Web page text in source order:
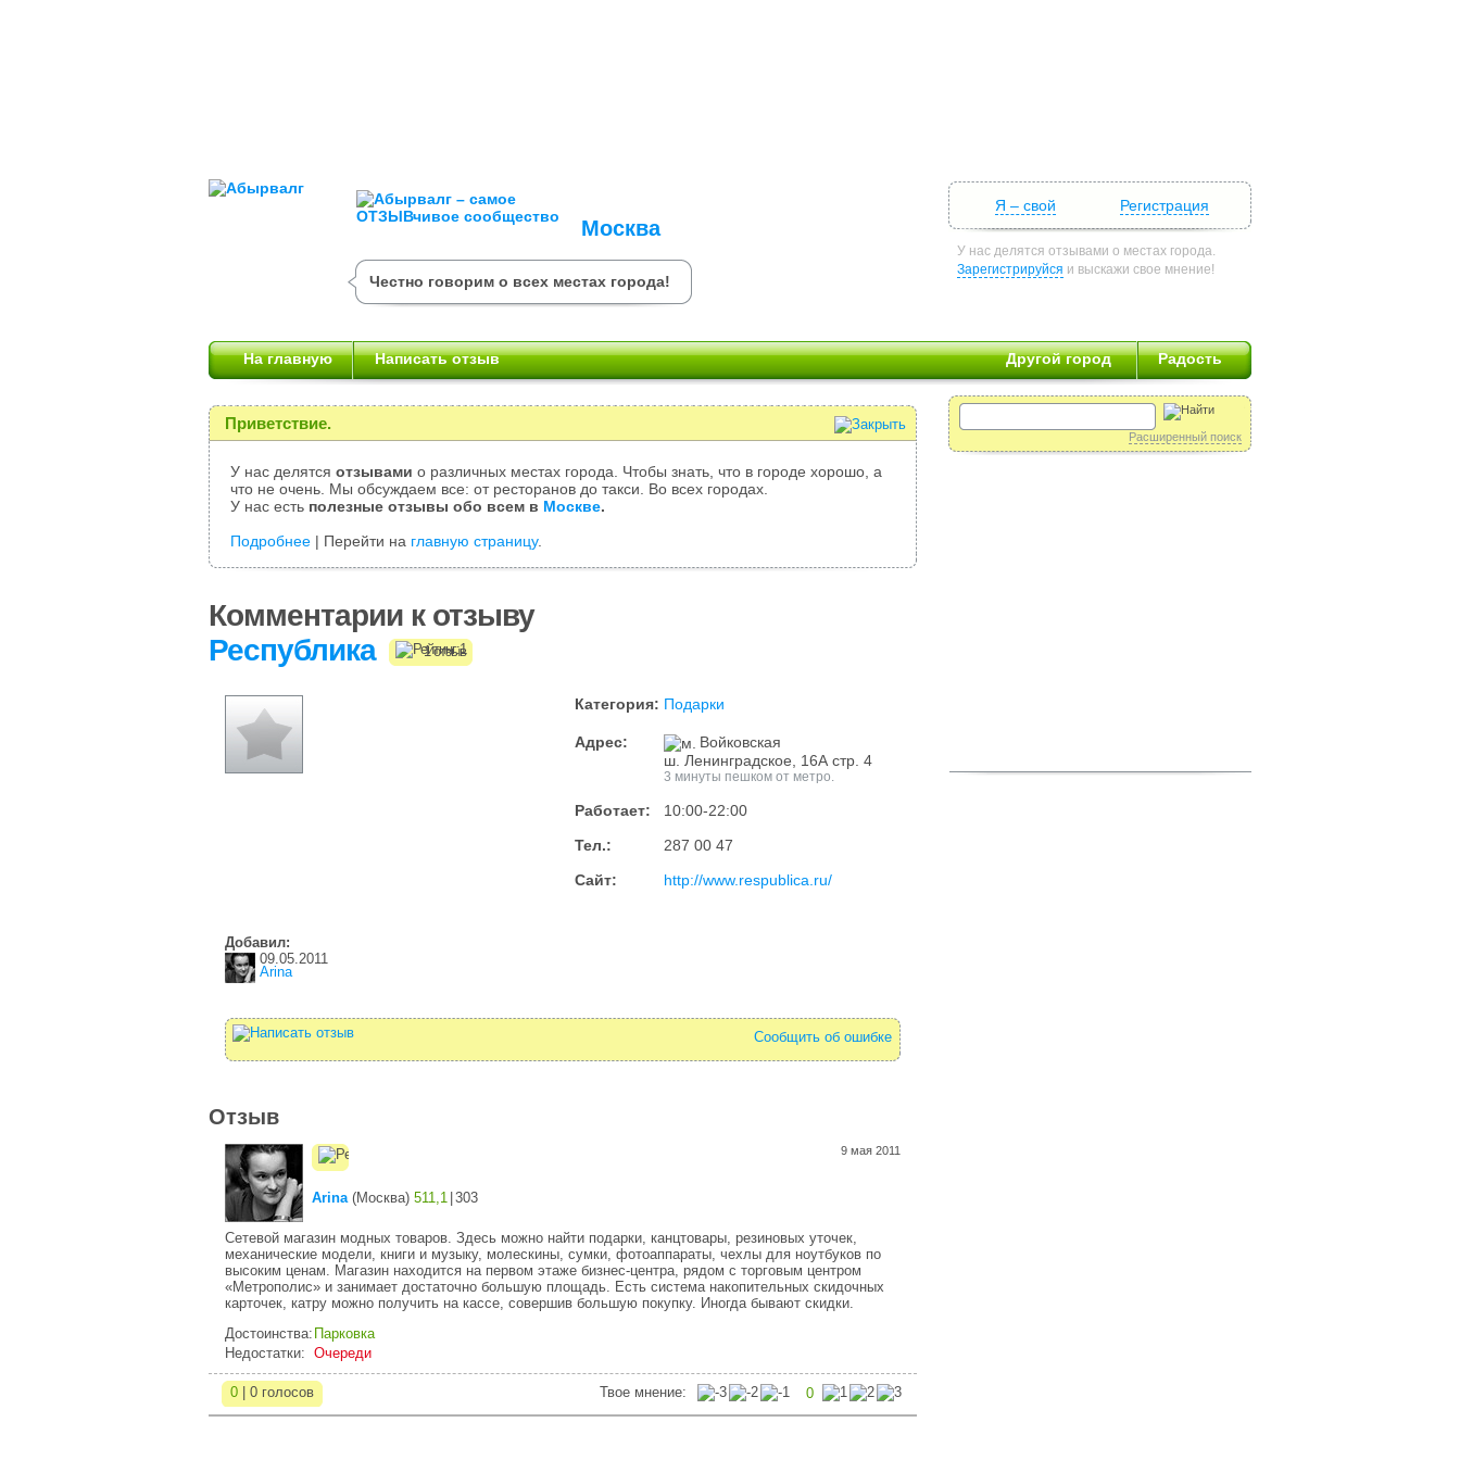
Москва
Честно говорим о всех местах города!
Я – свой Регистрация
У нас делятся отзывами о местах города.
Зарегистрируйся и выскажи свое мнение!
На главную Написать отзыв Другой город Радость
Приветствие.
У нас делятся отзывами о различных местах города. Чтобы знать, что в городе хорошо, а
что не очень. Мы обсуждаем все: от ресторанов до такси. Во всех городах.
У нас есть полезные отзывы обо всем в Москве.
Подробнее | Перейти на главную страницу.
Комментарии к отзыву
Республика
1 отзыв
Категория: Подарки
Адрес:
Войковская
ш. Ленинградское, 16А стр. 4
3 минуты пешком от метро.
Работает:
10:00-22:00
Тел.:
287 00 47
Сайт:
http://www.respublica.ru/
Добавил:
09.05.2011
Arina
Сообщить об ошибке
Отзыв
Arina(Москва) 511,1 303
9 мая 2011
Сетевой магазин модных товаров. Здесь можно найти подарки, канцтовары, резиновых уточек,
механические модели, книги и музыку, молескины, сумки, фотоаппараты, чехлы для ноутбуков по
высоким ценам. Магазин находится на первом этаже бизнес-центра, рядом с торговым центром
«Метрополис» и занимает достаточно большую площадь. Есть система накопительных скидочных
карточек, катру можно получить на кассе, совершив большую покупку. Иногда бывают скидки.
Достоинства: Парковка
Недостатки: Очереди
0 | 0 голосов Твое мнение: 0
Расширенный поиск